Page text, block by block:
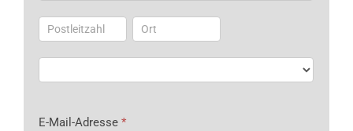
Adresse Adresse
E-Mail-Adresse*